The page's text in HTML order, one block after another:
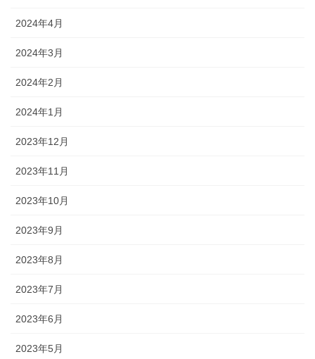
2024年4月
2024年3月
2024年2月
2024年1月
2023年12月
2023年11月
2023年10月
2023年9月
2023年8月
2023年7月
2023年6月
2023年5月